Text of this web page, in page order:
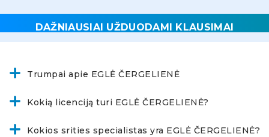
DAŽNIAUSIAI UŽDUODAMI KLAUSIMAI
Trumpai apie EGLĖ ČERGELIENĖ
Kokią licenciją turi EGLĖ ČERGELIENĖ?
Kokios srities specialistas yra EGLĖ ČERGELIENĖ?